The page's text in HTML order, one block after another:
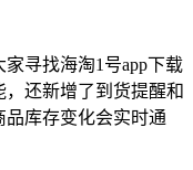
寻找海淘1号app下载
还新增了到货提醒和
库存变化会实时通